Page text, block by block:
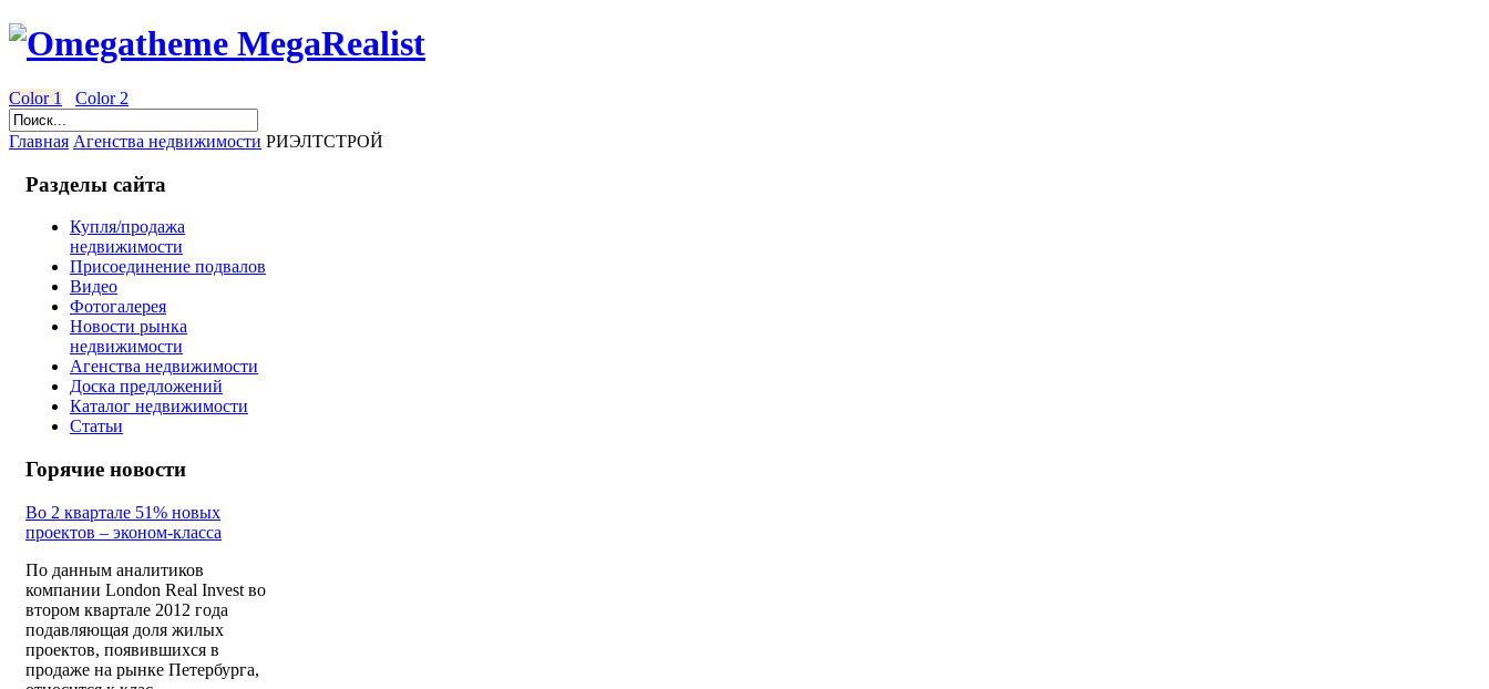
Color 1 Color 2
Главная Агенства недвижимости РИЭЛТСТРОЙ
Разделы сайта
Купля/продажа
недвижимости
Присоединение подвалов
Видео
Фотогалерея
Новости рынка
недвижимости
Агенства недвижимости
Доска предложений
Каталог недвижимости
Статьи
Горячие новости
Во 2 квартале 51% новых
проектов – эконом-класса
По данным аналитиков
компании London Real Invest во
втором квартале 2012 года
подавляющая доля жилых
проектов, появившихся в
продаже на рынке Петербурга,